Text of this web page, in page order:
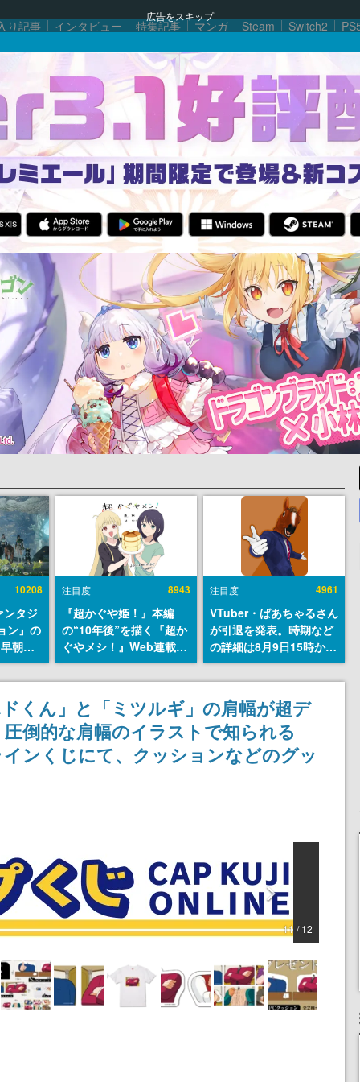
広告をスキップ
り記事 インタビュー 特集記事 マンガ Steam Switch2
10208
ンタジ
ン』の
朝に
メイ
編、
ープ
にて
口直樹
注目度 8943
『超かぐや姫！』本編
の“10年後”を描く『超か
ぐやメシ！』Web連載決
定。新たなWebマンガレ
ーベル「ビビビコミッ
ク」にて特別話が掲載ス
タート、あのお話には…
まだ続きがある！
注目度 4961
VTuber・ばあちゃるさん
が引退を発表。時期など
の詳細は8月9日15時から
の配信で説明
くん」と「ミツルギ」の肩幅が超デ
倒的な肩幅のイラストで知られる
ンくじにて、クッションなどのグッ
11 / 12